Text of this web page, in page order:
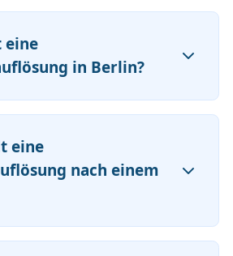
eine
in Berlin?
eine
nach einem